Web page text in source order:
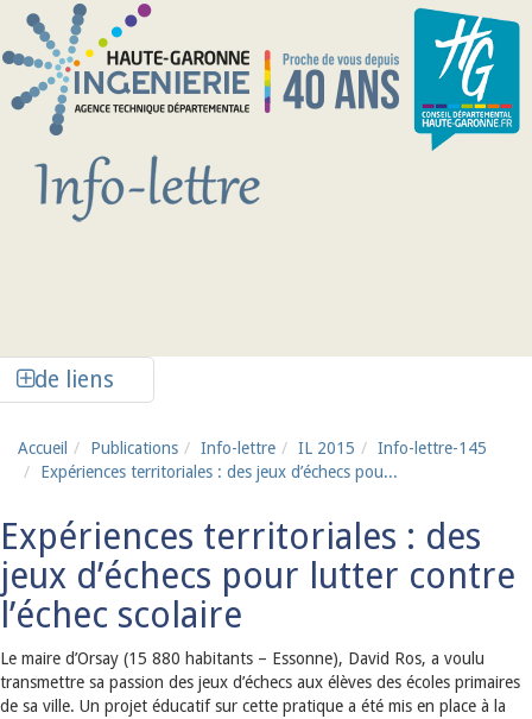
Aller au contenu principal
de liens
Accueil Publications Info-lettre IL 2015
Info-lettre-145
Expériences territoriales : des jeux d’échecs pou...
Expériences territoriales : des
jeux d’échecs pour lutter contre
l’échec scolaire
Le maire d’Orsay (15 880 habitants – Essonne), David Ros, a voulu
transmettre sa passion des jeux d’échecs aux élèves des écoles primaires
de sa ville. Un projet éducatif sur cette pratique a été mis en place à la